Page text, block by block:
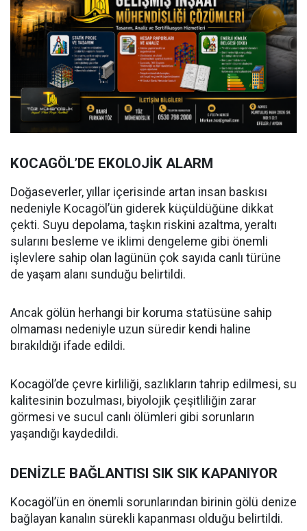
KOCAGÖL’DE EKOLOJİK ALARM
Doğaseverler, yıllar içerisinde artan insan baskısı
nedeniyle Kocagöl’ün giderek küçüldüğüne dikkat
çekti. Suyu depolama, taşkın riskini azaltma, yeraltı
sularını besleme ve iklimi dengeleme gibi önemli
işlevlere sahip olan lagünün çok sayıda canlı türüne
de yaşam alanı sunduğu belirtildi.
Ancak gölün herhangi bir koruma statüsüne sahip
olmaması nedeniyle uzun süredir kendi haline
bırakıldığı ifade edildi.
Kocagöl’de çevre kirliliği, sazlıkların tahrip edilmesi, su
kalitesinin bozulması, biyolojik çeşitliliğin zarar
görmesi ve sucul canlı ölümleri gibi sorunların
yaşandığı kaydedildi.
DENİZLE BAĞLANTISI SIK SIK KAPANIYOR
Kocagöl’ün en önemli sorunlarından birinin gölü denize
bağlayan kanalın sürekli kapanması olduğu belirtildi.